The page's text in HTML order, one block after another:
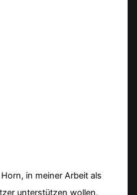
in meiner Arbeit als
unterstützen wollen,